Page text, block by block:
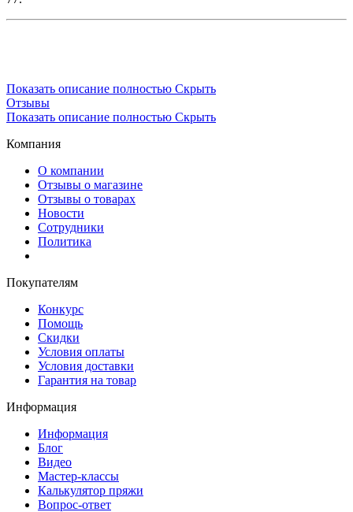
Показать описание полностью Скрыть
Отзывы
Показать описание полностью Скрыть
Компания
О компании
Отзывы о магазине
Отзывы о товарах
Новости
Сотрудники
Политика
Покупателям
Конкурс
Помощь
Скидки
Условия оплаты
Условия доставки
Гарантия на товар
Информация
Информация
Блог
Видео
Мастер-классы
Калькулятор пряжи
Вопрос-ответ